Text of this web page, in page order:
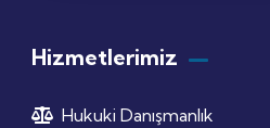
Hizmetlerimiz
Hukuki Danışmanlık